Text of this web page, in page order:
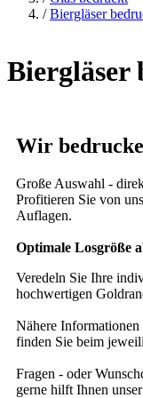
/ Biergläser
Biergläser
Wir
Große Auswahl -
Profitieren Sie von
Auflagen.
Optimale Losgröße
Veredeln Sie Ihre
hochwertigen
Nähere
finden Sie beim
Fragen - oder
gerne hilft Ihnen